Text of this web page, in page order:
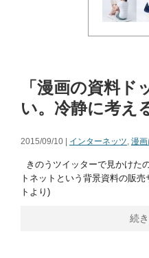
「漫画の資料
い。冷静に考え
2015/09/10 | インターネッツ 漫
きのうツイッターで見かけた
トネットという背景資料の販
トより)
続